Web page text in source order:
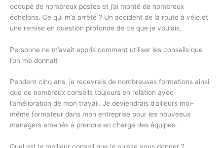
occupé de nombreux postes et j’ai monté de nombreux
échelons. Ce qui m’a arrêté ? Un accident de la route à vélo et
une remise en question profonde de ce que je voulais.
Personne ne m’avait appris comment utiliser les conseils que
l’on me donnait
Pendant cinq ans, je recevrais de nombreuses formations ainsi
que de nombreux conseils toujours en relation avec
l’amélioration de mon travail. Je deviendrais d’ailleurs moi-
même formateur dans mon entreprise pour les nouveaux
managers amenés à prendre en charge des équipes.